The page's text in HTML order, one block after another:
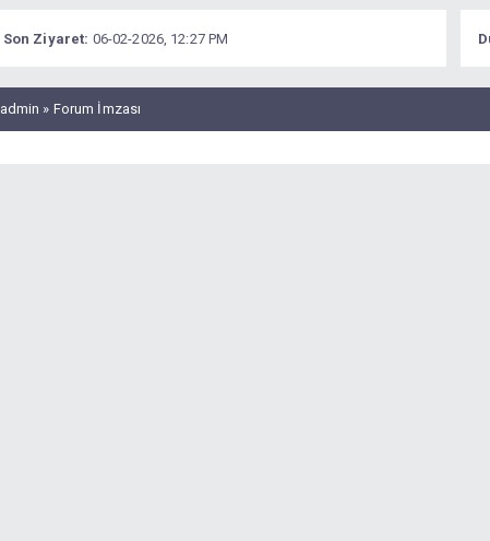
Son Ziyaret: 06-02-2026, 12:27 PM
admin » Forum İmzası